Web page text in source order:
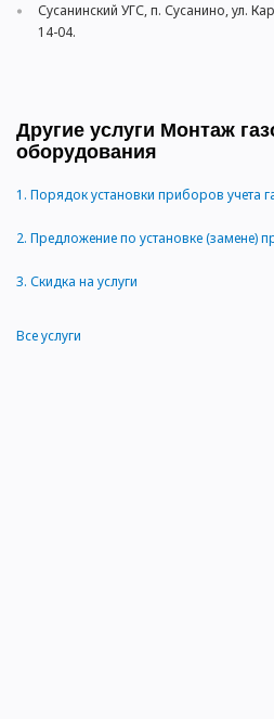
Сусанинский УГС, п. Сусанино, ул.
14-04.
Другие услуги Монтаж
оборудования
1. Порядок установки приборов учета
2. Предложение по установке (замене)
3. Скидка на услуги
Все услуги